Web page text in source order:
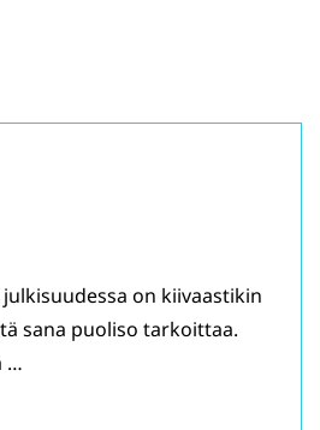
julkisuudessa on kiivaastikin
sana puoliso tarkoittaa.
…